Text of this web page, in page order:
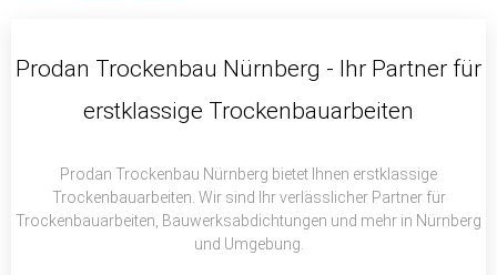
b
t
r
s
p
Prodan Trockenbau Nürnberg - Ihr Partner für
erstklassige Trockenbauarbeiten
Prodan Trockenbau Nürnberg bietet Ihnen erstklassige
Trockenbauarbeiten. Wir sind Ihr verlässlicher Partner für
Trockenbauarbeiten, Bauwerksabdichtungen und mehr in Nürnberg
und Umgebung.